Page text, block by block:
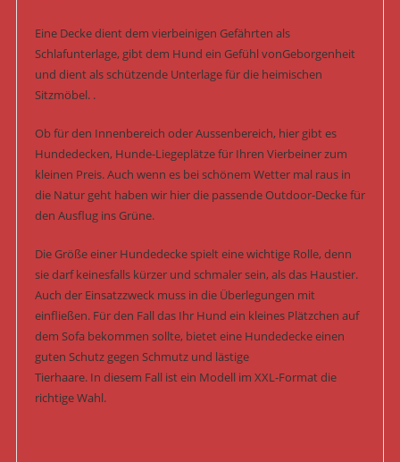
Eine Decke dient dem vierbeinigen Gefährten als
Schlafunterlage, gibt dem Hund ein Gefühl vonGeborgenheit
und dient als schützende Unterlage für die heimischen
Sitzmöbel. .
Ob für den Innenbereich oder Aussenbereich, hier gibt es
Hundedecken, Hunde-Liegeplätze für Ihren Vierbeiner zum
kleinen Preis. Auch wenn es bei schönem Wetter mal raus in
die Natur geht haben wir hier die passende Outdoor-Decke für
den Ausflug ins Grüne.
Die Größe einer Hundedecke spielt eine wichtige Rolle, denn
sie darf keinesfalls kürzer und schmaler sein, als das Haustier.
Auch der Einsatzzweck muss in die Überlegungen mit
einfließen. Für den Fall das Ihr Hund ein kleines Plätzchen auf
dem Sofa bekommen sollte, bietet eine Hundedecke einen
guten Schutz gegen Schmutz und lästige
Tierhaare. In diesem Fall ist ein Modell im XXL-Format die
richtige Wahl.